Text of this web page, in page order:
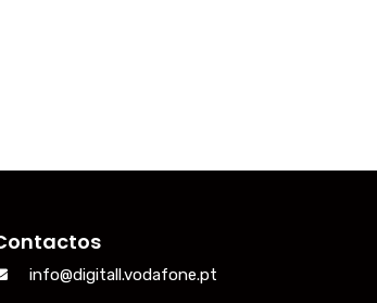
info@digitall.vodafone.pt